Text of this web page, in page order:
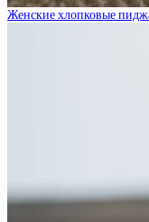
Женские хлопковые